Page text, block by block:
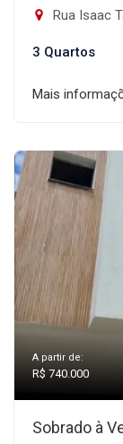
Rua Isaac
3 Quartos
Mais
A partir de:
R$ 740.000
Sobrado à